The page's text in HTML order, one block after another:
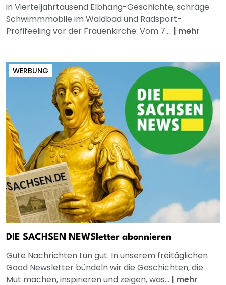
in Vierteljahrtausend Elbhang-Geschichte, schräge
Schwimmmobile im Waldbad und Radsport-
Profifeeling vor der Frauenkirche: Vom 7.... | mehr
WERBUNG
DIE SACHSEN NEWSletter abonnieren
Gute Nachrichten tun gut. In unserem freitäglichen
Good Newsletter bündeln wir die Geschichten, die
Mut machen, inspirieren und zeigen, was... | mehr